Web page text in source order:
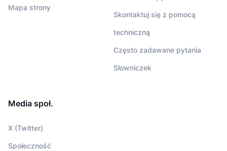
Mapa strony
Skontaktuj się z pomocą
techniczną
Często zadawane pytania
Słowniczek
Media społ.
X (Twitter)
Społeczność